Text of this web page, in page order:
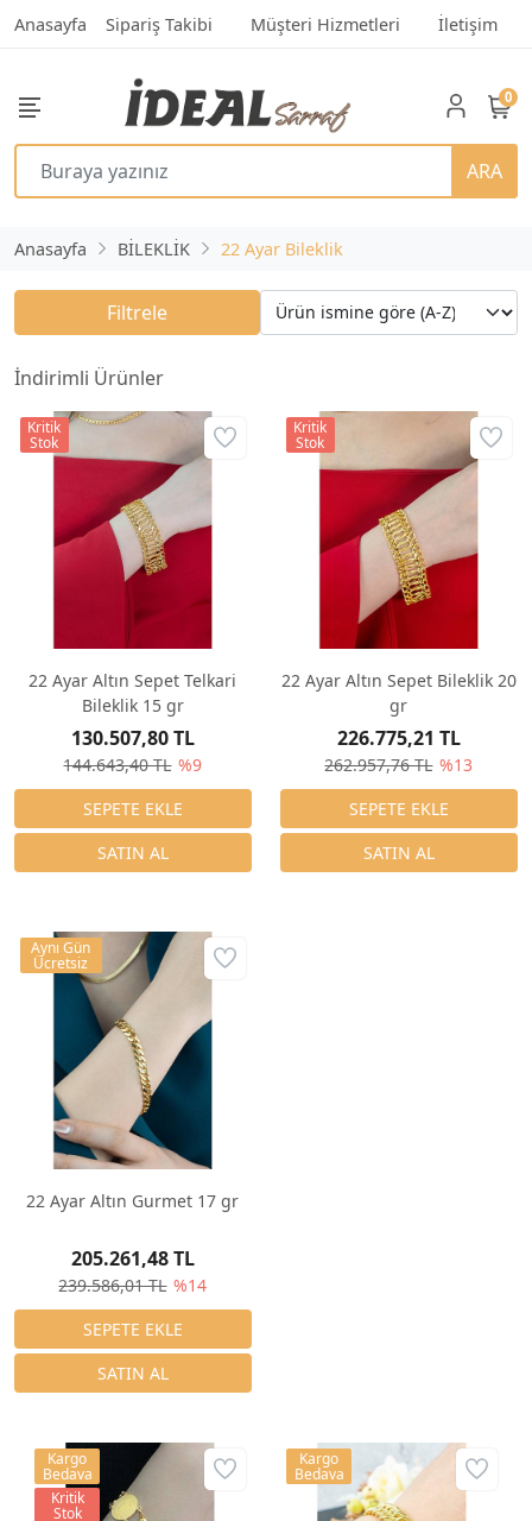
Anasayfa Sipariş Takibi Müşteri Hizmetleri İletişim
ARA
0
Anasayfa BİLEKLİK 22 Ayar Bileklik
Filtrele
İndirimli Ürünler
22 Ayar Altın Sepet Telkari
Bileklik 15 gr
144.643,40 TL %9
130.507,80 TL
Kritik
Stok
22 Ayar Altın Sepet Bileklik 20
gr
262.957,76 TL %13
226.775,21 TL
Kritik
Stok
22 Ayar Altın Gurmet 17 gr
239.586,01 TL %14
205.261,48 TL
Aynı Gün
Ücretsiz
Kargo
Bedava
Kritik
Stok
Kargo
Bedava